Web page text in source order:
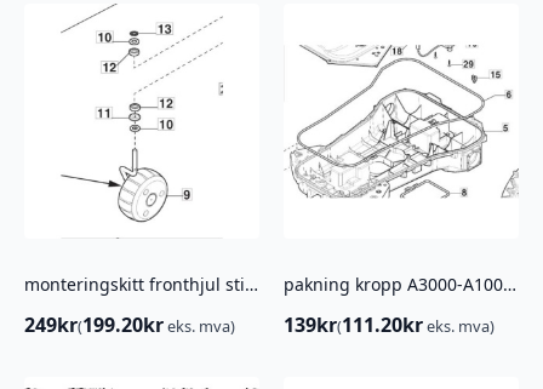
monteringskitt fronthjul stiga robotklipper
249kr(199.20kreks. mva)
pakning kropp A3000-A10000
139kr(111.20kreks. mva)